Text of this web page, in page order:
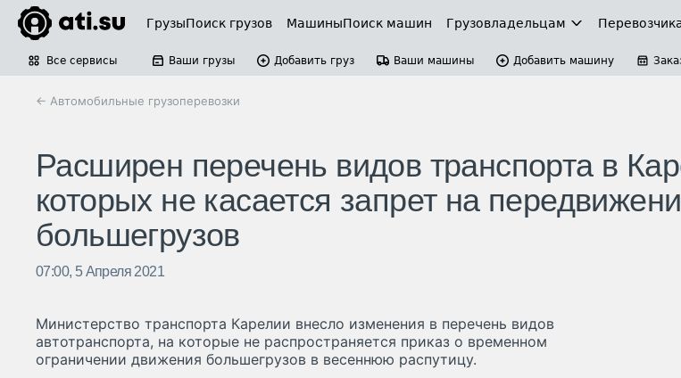
ГрузыПоиск грузов МашиныПоиск машин Грузовладельцам
Все сервисы Ваши грузы Добавить груз Ваши машины Добавить машину
← Автомобильные грузоперевозки
Расширен перечень видов транспорта в
которых не касается запрет на
большегрузов
07:00, 5 Апреля 2021
Министерство транспорта Карелии внесло изменения в перечень видов
автотранспорта, на которые не распространяется приказ о временном
ограничении движения большегрузов в весеннюю распутицу.